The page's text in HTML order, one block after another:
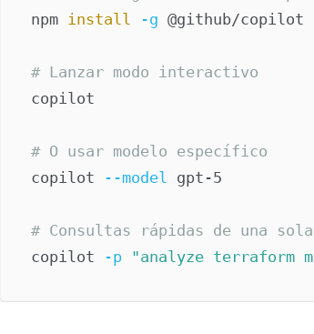
npm
install -g @github/copilot
# Lanzar modo interactivo
copilot
# O usar modelo específico
copilot
--model gpt-5
# Consultas rápidas de una
copilot
-p "analyze terraform